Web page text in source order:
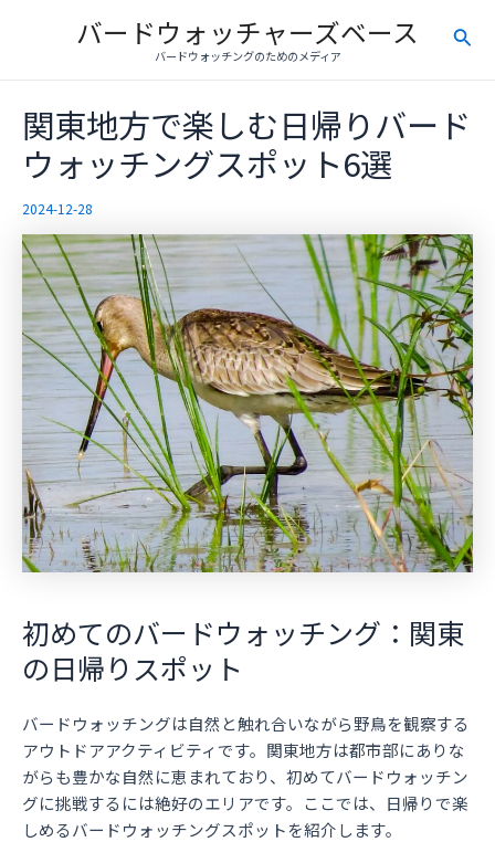
バードウォッチャーズベース
バードウォッチングのためのメディア
検
関東地方で楽しむ日帰りバード
ウォッチングスポット6選
2024-12-28
初めてのバードウォッチング：関東
の日帰りスポット
バードウォッチングは自然と触れ合いながら野鳥を観察する
アウトドアアクティビティです。関東地方は都市部にありな
がらも豊かな自然に恵まれており、初めてバードウォッチン
グに挑戦するには絶好のエリアです。ここでは、日帰りで楽
しめるバードウォッチングスポットを紹介します。